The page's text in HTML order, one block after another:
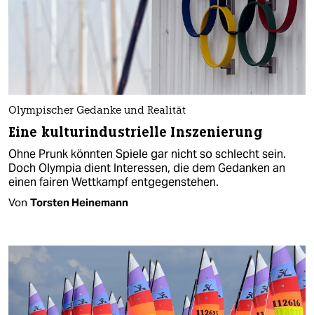
Olympischer Gedanke und Realität
Eine kulturindustrielle Inszenierung
Ohne Prunk könnten Spiele gar nicht so schlecht sein.
Doch Olympia dient Interessen, die dem Gedanken an
einen fairen Wettkampf entgegenstehen.
Von Torsten Heinemann